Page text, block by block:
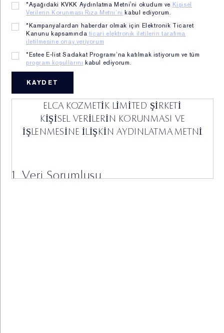
any event or occasion
Author: The Estée Lauder Experts
Last updated: 07/10/2026
*Aşağıdaki KVKK Aydınlatma Metni'ni okudum ve Kişisel
Verilerin Korunması Rıza Metni’ni kabul ediyorum.
*Kampanyalardan haberdar olmak için Elektronik Ticaret
Kanunu kapsamında ticari elektronik iletilerin tarafıma
iletilmesine onay veriyorum
*Estee E-list Sadakat Programı’na katılmak istiyorum ve tüm
program koşullarını kabul ediyorum.
ELCA KOZMETİK LİMİTED ŞİRKETİ
KİŞİSEL VERİLERİN KORUNMASI VE
İŞLENMESİNE İLİŞKİN AYDINLATMA METNİ
1. Veri Sorumlusu